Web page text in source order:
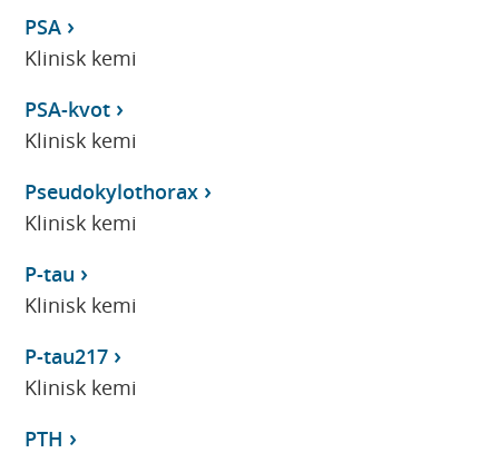
PSA
Klinisk kemi
PSA-kvot
Klinisk kemi
Pseudokylothorax
Klinisk kemi
P-tau
Klinisk kemi
P-tau217
Klinisk kemi
PTH